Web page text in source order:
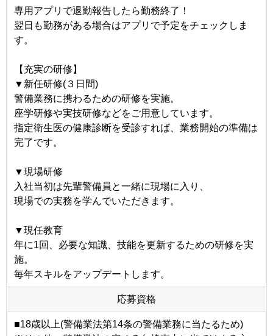
専用アプリで退勤報告したら勤務終了！
翌日も勤務がある場合はアプリで予定をチェックしま
す。
【充実の研修】
▼新任研修(３日間)
警備業務に携わるための研修を実施。
座学研修や実技研修などをご用意しています。
指定衛生医の健康診断を受診すれば、業務開始の準備は
完了です。
▼現場研修
入社当初は先輩警備員と一緒に現場に入り、
現場での実務を学んでいただきます。
▼現任教育
年に1回、必要な知識、技能を更新するための研修を実
施。
毎年スキルをアップデートします。
応募資格
■18歳以上(警備業法第14条の警備業務に当たるため)